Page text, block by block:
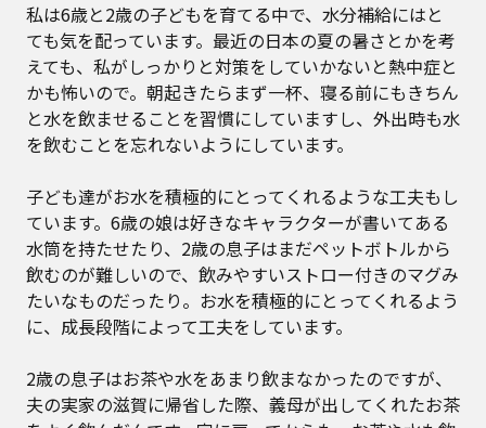
私は6歳と2歳の子どもを育てる中で、水分補給にはと
ても気を配っています。最近の日本の夏の暑さとかを考
えても、私がしっかりと対策をしていかないと熱中症と
かも怖いので。朝起きたらまず一杯、寝る前にもきちん
と水を飲ませることを習慣にしていますし、外出時も水
を飲むことを忘れないようにしています。
子ども達がお水を積極的にとってくれるような工夫もし
ています。6歳の娘は好きなキャラクターが書いてある
水筒を持たせたり、2歳の息子はまだペットボトルから
飲むのが難しいので、飲みやすいストロー付きのマグみ
たいなものだったり。お水を積極的にとってくれるよう
に、成長段階によって工夫をしています。
2歳の息子はお茶や水をあまり飲まなかったのですが、
夫の実家の滋賀に帰省した際、義母が出してくれたお茶